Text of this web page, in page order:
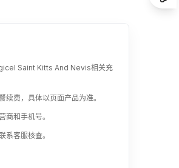
¥182.53
29USD
Saint Kitts And Nevis相关充
续费，具体以页面产品为准。
商和手机号。
系客服核查。